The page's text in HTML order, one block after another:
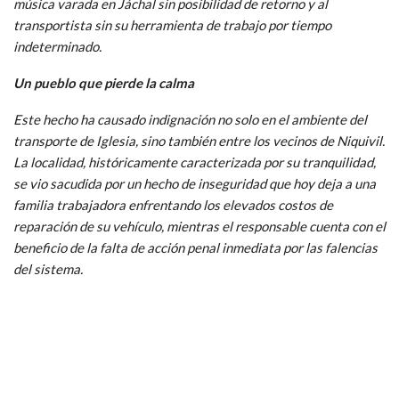
música varada en Jáchal sin posibilidad de retorno y al
transportista sin su herramienta de trabajo por tiempo
indeterminado.
Un pueblo que pierde la calma
Este hecho ha causado indignación no solo en el ambiente del
transporte de Iglesia, sino también entre los vecinos de Niquivil.
La localidad, históricamente caracterizada por su tranquilidad,
se vio sacudida por un hecho de inseguridad que hoy deja a una
familia trabajadora enfrentando los elevados costos de
reparación de su vehículo, mientras el responsable cuenta con el
beneficio de la falta de acción penal inmediata por las falencias
del sistema.